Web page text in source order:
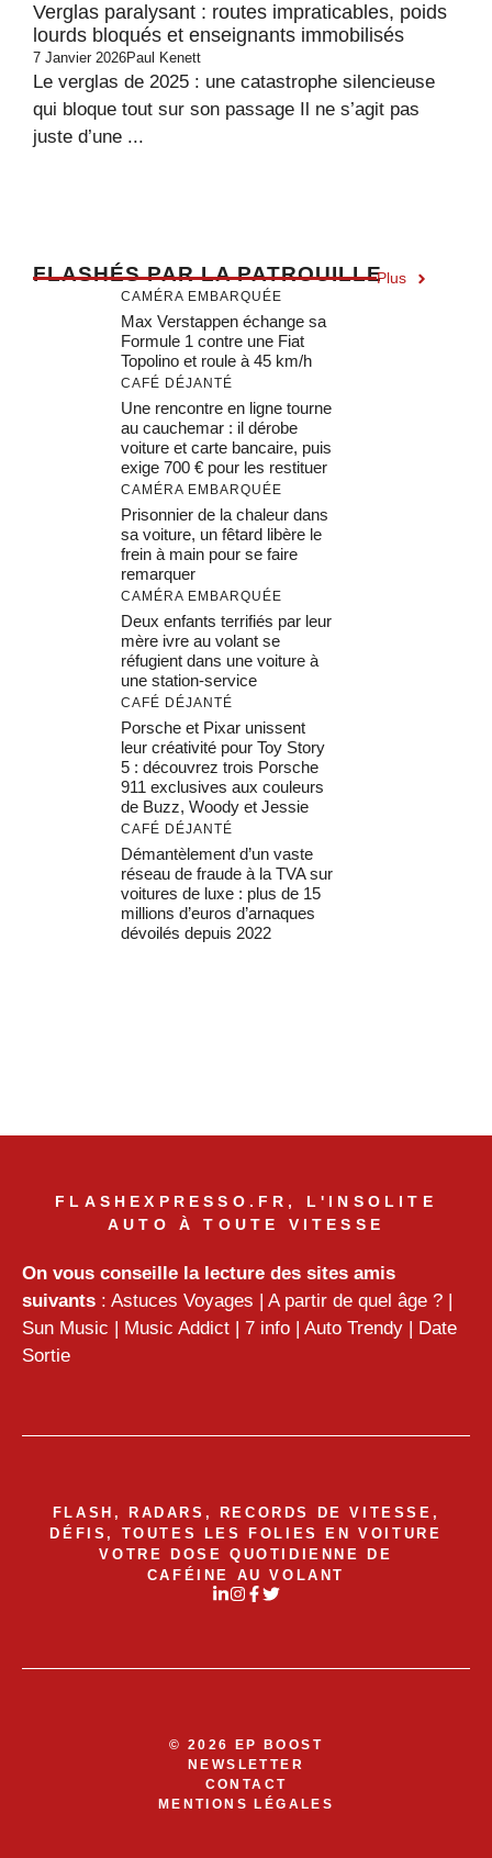
Verglas paralysant : routes impraticables, poids
lourds bloqués et enseignants immobilisés
7 Janvier 2026Paul Kenett
Le verglas de 2025 : une catastrophe silencieuse
qui bloque tout sur son passage Il ne s’agit pas
juste d’une ...
FLASHÉS PAR LA PATROUILLEPlus
CAMÉRA EMBARQUÉE
Max Verstappen échange sa
Formule 1 contre une Fiat
Topolino et roule à 45 km/h
CAFÉ DÉJANTÉ
Une rencontre en ligne tourne
au cauchemar : il dérobe
voiture et carte bancaire, puis
exige 700 € pour les restituer
CAMÉRA EMBARQUÉE
Prisonnier de la chaleur dans
sa voiture, un fêtard libère le
frein à main pour se faire
remarquer
CAMÉRA EMBARQUÉE
Deux enfants terrifiés par leur
mère ivre au volant se
réfugient dans une voiture à
une station-service
CAFÉ DÉJANTÉ
Porsche et Pixar unissent
leur créativité pour Toy Story
5 : découvrez trois Porsche
911 exclusives aux couleurs
de Buzz, Woody et Jessie
CAFÉ DÉJANTÉ
Démantèlement d’un vaste
réseau de fraude à la TVA sur
voitures de luxe : plus de 15
millions d’euros d’arnaques
dévoilés depuis 2022
FLASHEXPRESSO.FR, L'INSOLITE
AUTO À TOUTE VITESSE
On vous conseille la lecture des sites amis
suivants : Astuces Voyages | A partir de quel âge ? |
Sun Music | Music Addict | 7 info | Auto Trendy | Date
Sortie
FLASH, RADARS, RECORDS DE VITESSE,
DÉFIS, TOUTES LES FOLIES EN VOITURE
VOTRE DOSE QUOTIDIENNE DE
CAFÉINE AU VOLANT
© 2026 EP BOOST
NEWSLETTER
CONTACT
MENTIONS LÉGALES